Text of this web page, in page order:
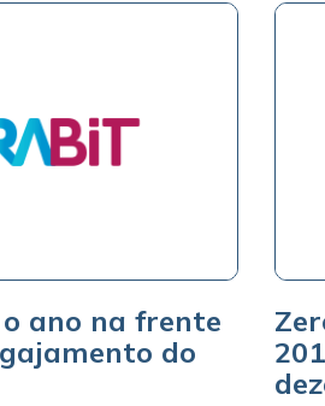
ano na frente
do